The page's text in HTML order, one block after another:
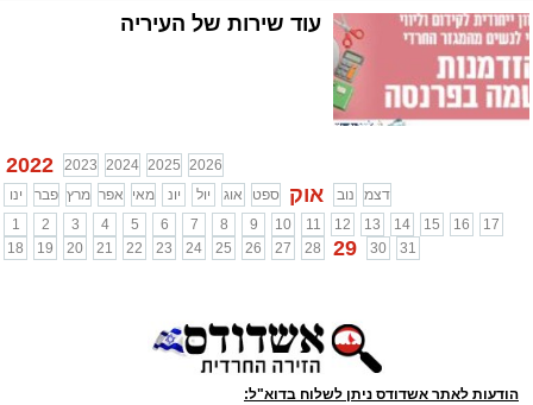
עוד שירות של העיריה
2022 2023 2024 2025 2026
ינו
פבר מרץ אפר מאי יונ יול אוג ספט אוק נוב
דצמ
1
2 3 4 5 6 7 8 9 10 11 12 13 14 15 16
17
18
19 20 21 22 23 24 25 26 27 28 29 30 31
הודעות לאתר אשדודס ניתן לשלוח בדוא"ל: